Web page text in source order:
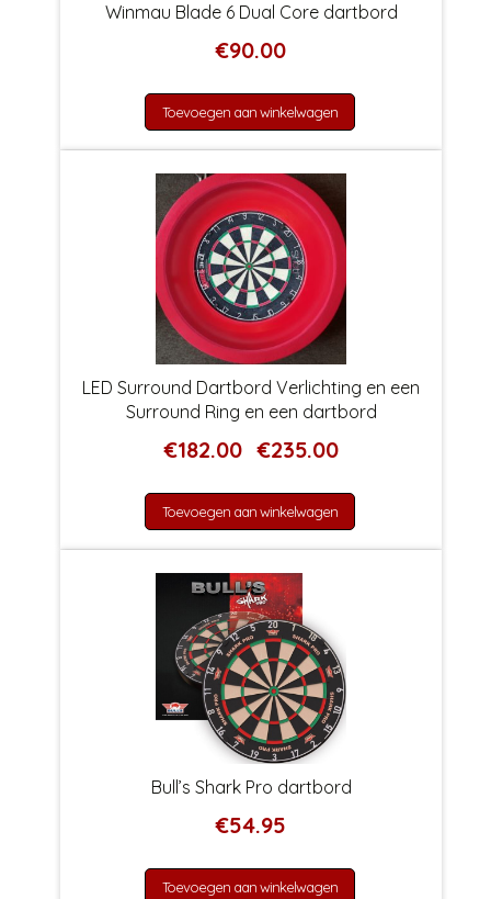
Winmau Blade 6 Dual Core dartbord
€90.00
Toevoegen aan winkelwagen
LED Surround Dartbord Verlichting en een
Surround Ring en een dartbord
€182.00 €235.00Prijsklasse:
tot
€235.00
Toevoegen aan winkelwagen
Bull’s Shark Pro dartbord
€54.95
Toevoegen aan winkelwagen